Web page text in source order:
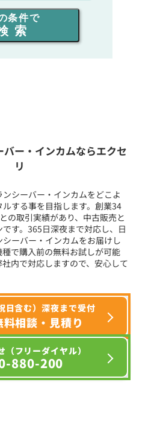
選ぶ
力(製品名等)
をリセット
条件で
索
ー・インカムならエクセ
リ
シーバー・インカムをどこよ
する事を目指します。創業34
の取引実績があり、中古販売と
す。365日深夜まで対応し、日
ーバー・インカムをお届けし
で購入前の無料お試しが可能
内で対応しますので、安心して
日含む）深夜まで受付
相談・見積り
（フリーダイヤル）
880-200